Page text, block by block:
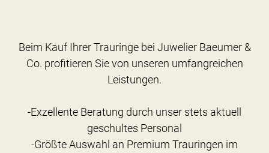
Beim Kauf Ihrer Trauringe bei Juwelier Baeumer &
Co. profitieren Sie von unseren umfangreichen
Leistungen.
-Exzellente Beratung durch unser stets aktuell
geschultes Personal
-Größte Auswahl an Premium Trauringen im